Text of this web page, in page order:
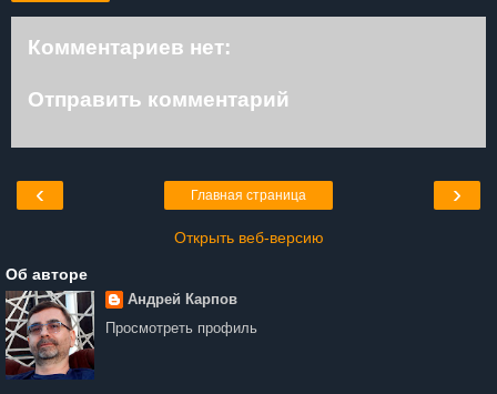
Комментариев нет:
Отправить комментарий
‹ ›
Главная страница
Открыть веб-версию
Об авторе
Андрей Карпов
Просмотреть профиль